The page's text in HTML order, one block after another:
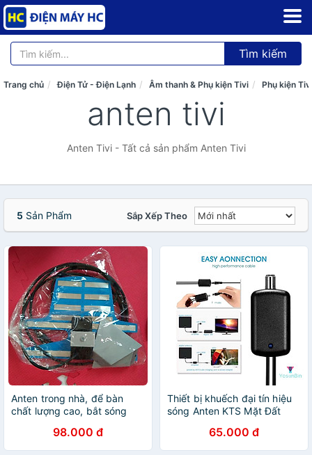
Tìm kiếm
Trang chủ Điện Tử - Điện Lạnh Âm thanh & Phụ kiện Tivi Phụ kiện Tivi
anten tivi
Anten Tivi - Tất cả sản phẩm Anten Tivi
5 Sản Phẩm Sắp Xếp Theo
Anten trong nhà, để bàn
chất lượng cao, bắt sóng
98.000 đ
Thiết bị khuếch đại tín hiệu
sóng Anten KTS Mặt Đất
đường truyền ổn định, hàng
nhập khẩu
65.000 đ